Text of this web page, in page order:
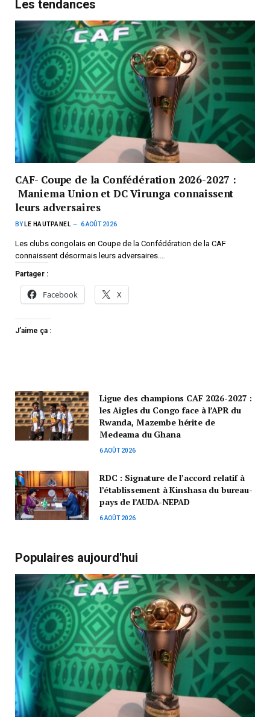
Les tendances
CAF- Coupe de la Confédération 2026-2027 :
Maniema Union et DC Virunga connaissent
leurs adversaires
BY LE HAUTPANEL 6 AOÛT 2026
Les clubs congolais en Coupe de la Confédération de la CAF
connaissent désormais leurs adversaires.…
Partager :
Facebook X
J’aime ça :
Ligue des champions CAF 2026-2027 :
les Aigles du Congo face à l’APR du
Rwanda, Mazembe hérite de
Medeama du Ghana
6 AOÛT 2026
RDC : Signature de l’accord relatif à
l’établissement à Kinshasa du bureau-
pays de l’AUDA-NEPAD
6 AOÛT 2026
Populaires aujourd'hui